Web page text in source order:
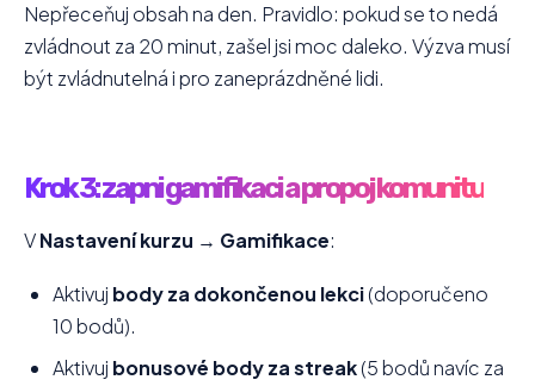
Nepřeceňuj obsah na den. Pravidlo: pokud se to nedá
zvládnout za 20 minut, zašel jsi moc daleko. Výzva musí
být zvládnutelná i pro zaneprázdněné lidi.
Krok 3: zapni gamifikaci a propoj komunitu
VNastavení kurzu → Gamifikace:
Aktivuj body za dokončenou lekci(doporučeno
10 bodů).
Aktivuj bonusové body za streak(5 bodů navíc za